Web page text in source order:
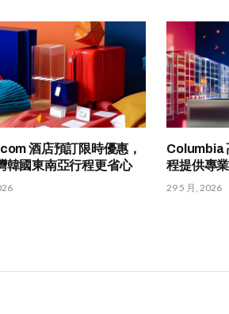
酒店預訂限時優惠，
韓國東南亞行程更省心
Columbia
程提供專
29 5 月, 2026